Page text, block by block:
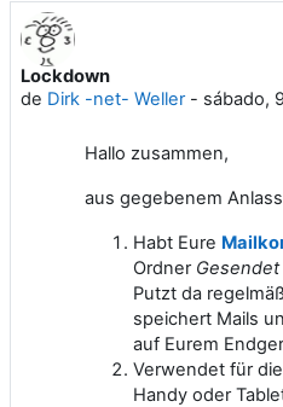
Lockdown
de Dirk -net- Weller- sábado,
Número de respuestas: 0
Hallo zusammen,
aus gegebenem
Habt Eure
Ordner Gesendet
Putzt da
speichert Mails
auf Eurem
Verwendet für
Handy oder